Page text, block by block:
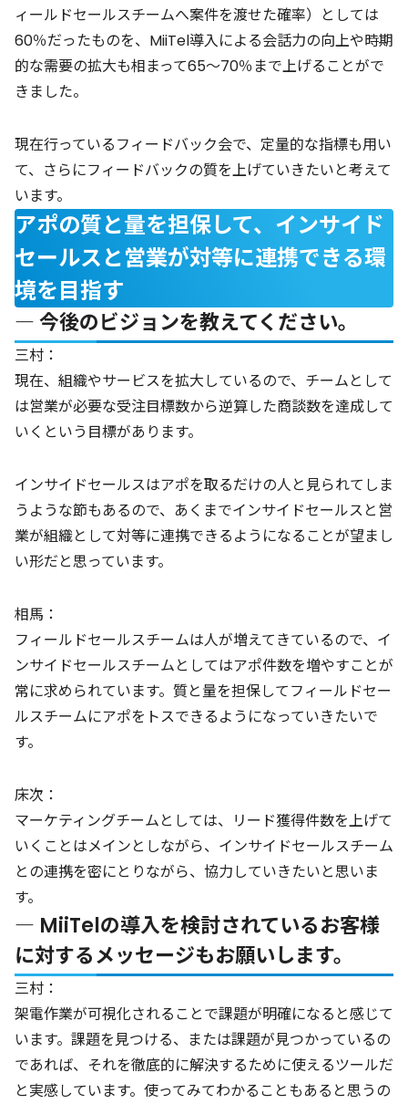
ィールドセールスチームへ案件を渡せた確率）としては
60％だったものを、MiiTel導入による会話力の向上や時期
的な需要の拡大も相まって65〜70％まで上げることがで
きました。
現在行っているフィードバック会で、定量的な指標も用い
て、さらにフィードバックの質を上げていきたいと考えて
います。
アポの質と量を担保して、インサイド
セールスと営業が対等に連携できる環
境を目指す
― 今後のビジョンを教えてください。
三村：
現在、組織やサービスを拡大しているので、チームとして
は営業が必要な受注目標数から逆算した商談数を達成して
いくという目標があります。
インサイドセールスはアポを取るだけの人と見られてしま
うような節もあるので、あくまでインサイドセールスと営
業が組織として対等に連携できるようになることが望まし
い形だと思っています。
相馬：
フィールドセールスチームは人が増えてきているので、イ
ンサイドセールスチームとしてはアポ件数を増やすことが
常に求められています。質と量を担保してフィールドセー
ルスチームにアポをトスできるようになっていきたいで
す。
床次：
マーケティングチームとしては、リード獲得件数を上げて
いくことはメインとしながら、インサイドセールスチーム
との連携を密にとりながら、協力していきたいと思いま
す。
― MiiTelの導入を検討されているお客様
に対するメッセージもお願いします。
三村：
架電作業が可視化されることで課題が明確になると感じて
います。課題を見つける、または課題が見つかっているの
であれば、それを徹底的に解決するために使えるツールだ
と実感しています。使ってみてわかることもあると思うの